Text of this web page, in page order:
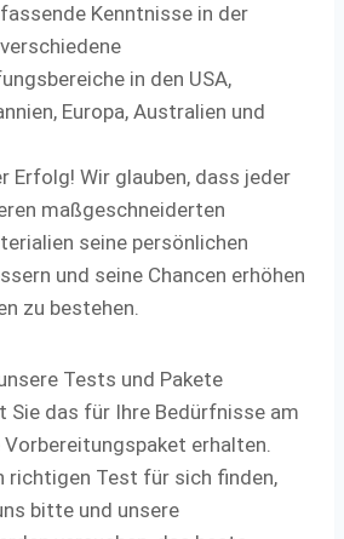
Kenntnisse in der
in den USA,
Europa, Australien und
Erfolg! Wir glauben, dass jeder
maßgeschneiderten
seine persönlichen
und seine Chancen erhöhen
zu bestehen.
Tests und Pakete
Sie das für Ihre Bedürfnisse am
erhalten.
richtigen Test für sich finden,
bitte und unsere